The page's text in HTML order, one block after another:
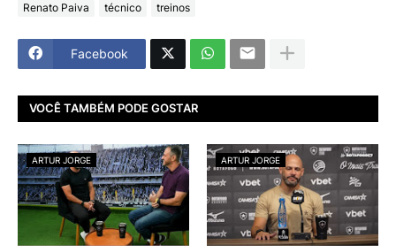
Renato Paiva
técnico treinos
Facebook
VOCÊ TAMBÉM PODE GOSTAR
ARTUR JORGE ARTUR JORGE